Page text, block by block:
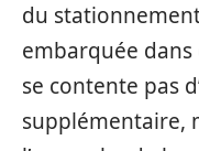
du
embarquée dans
se contente pas
supplémentaire,